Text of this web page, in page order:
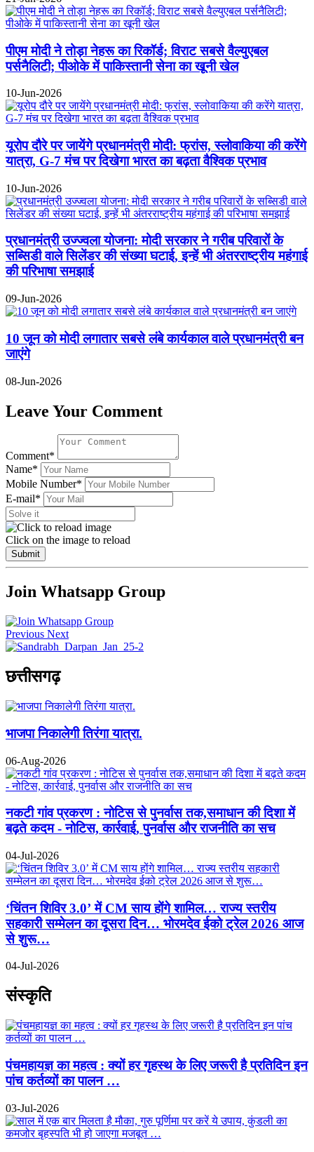
पीएम मोदी ने तोड़ा नेहरू का रिकॉर्ड; विराट सबसे वैल्युएबल
पर्सनैलिटी; पीओके में पाकिस्तानी सेना का खूनी खेल
10-Jun-2026
यूरोप दौरे पर जायेंगे प्रधानमंत्री मोदी: फ्रांस, स्लोवाकिया की करेंगे
यात्रा, G-7 मंच पर दिखेगा भारत का बढ़ता वैश्विक प्रभाव
10-Jun-2026
प्रधानमंत्री उज्ज्वला योजना: मोदी सरकार ने गरीब परिवारों के
सब्सिडी वाले सिलेंडर की संख्या घटाई, इन्हें भी अंतरराष्ट्रीय महंगाई
की परिभाषा समझाई
09-Jun-2026
10 जून को मोदी लगातार सबसे लंबे कार्यकाल वाले प्रधानमंत्री बन
जाएंगे
08-Jun-2026
Leave Your Comment
Comment*
Name*
Mobile Number*
E-mail*
Click on the image to reload
Submit
Join Whatsapp Group
Previous Next
छत्तीसगढ़
भाजपा निकालेगी तिरंगा यात्रा.
06-Aug-2026
नकटी गांव प्रकरण : नोटिस से पुनर्वास तक,समाधान की दिशा में
बढ़ते कदम - नोटिस, कार्रवाई, पुनर्वास और राजनीति का सच
04-Jul-2026
‘चिंतन शिविर 3.0’ में CM साय होंगे शामिल… राज्य स्तरीय
सहकारी सम्मेलन का दूसरा दिन… भोरमदेव ईको ट्रेल 2026 आज
से शुरू…
04-Jul-2026
संस्कृति
पंचमहायज्ञ का महत्व : क्यों हर गृहस्थ के लिए जरूरी है प्रतिदिन इन
पांच कर्तव्यों का पालन …
03-Jul-2026